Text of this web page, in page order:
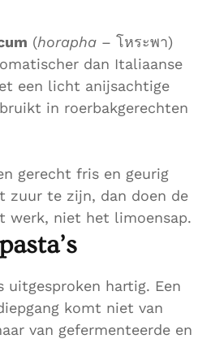
(horapha – โหระพา)
dan Italiaanse
een licht anijsachtige
in roerbakgerechten
gerecht fris en geurig
zuur te zijn, dan doen de
werk, niet het limoensap.
uitgesproken hartig. Een
komt niet van
van gefermenteerde en